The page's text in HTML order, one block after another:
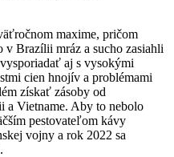
maxime, pričom
Brazílii mráz a sucho zasiahli
aj s vysokými
cien hnojív a problémami
získať zásoby od
Vietname. Aby to nebolo
pestovateľom kávy
vojny a rok 2022 sa